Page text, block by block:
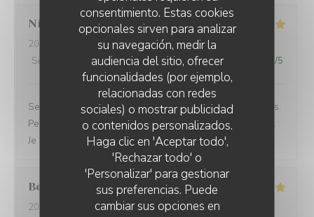
consentimiento. Estas cookies
opcionales sirven para analizar
su navegación, medir la
audiencia del sitio, ofrecer
funcionalidades (por ejemplo,
relacionadas con redes
sociales) o mostrar publicidad
o contenidos personalizados.
Haga clic en 'Aceptar todo',
'Rechazar todo' o
'Personalizar' para gestionar
sus preferencias. Puede
cambiar sus opciones en
Nicolas K
2026-06-23
- 12:45 - Invitados 2
Servicio
Ambiente: 5 /5 Menú:5 /5 Calidad / Precio /5
Service rapide pour une pause déjeuner entre collègues.
Personnel agréable et efficace. Le plat du jour était bon.
Je recommande cet établissement
Bernard
2026-06-17
- 18:30 - Invitados 5